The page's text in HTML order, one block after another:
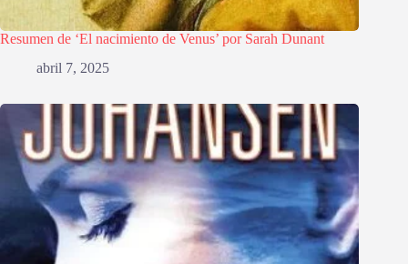
Resumen de ‘El nacimiento de Venus’ por Sarah Dunant
abril 7, 2025